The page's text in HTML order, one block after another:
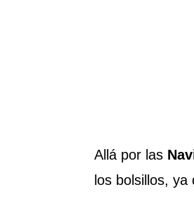
Allá por las
los bolsillos,